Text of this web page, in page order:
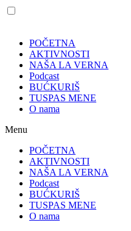
POČETNA
AKTIVNOSTI
NAŠA LA VERNA
Podcast
BUĆKURIŠ
TUSPAS MENE
O nama
Menu
POČETNA
AKTIVNOSTI
NAŠA LA VERNA
Podcast
BUĆKURIŠ
TUSPAS MENE
O nama